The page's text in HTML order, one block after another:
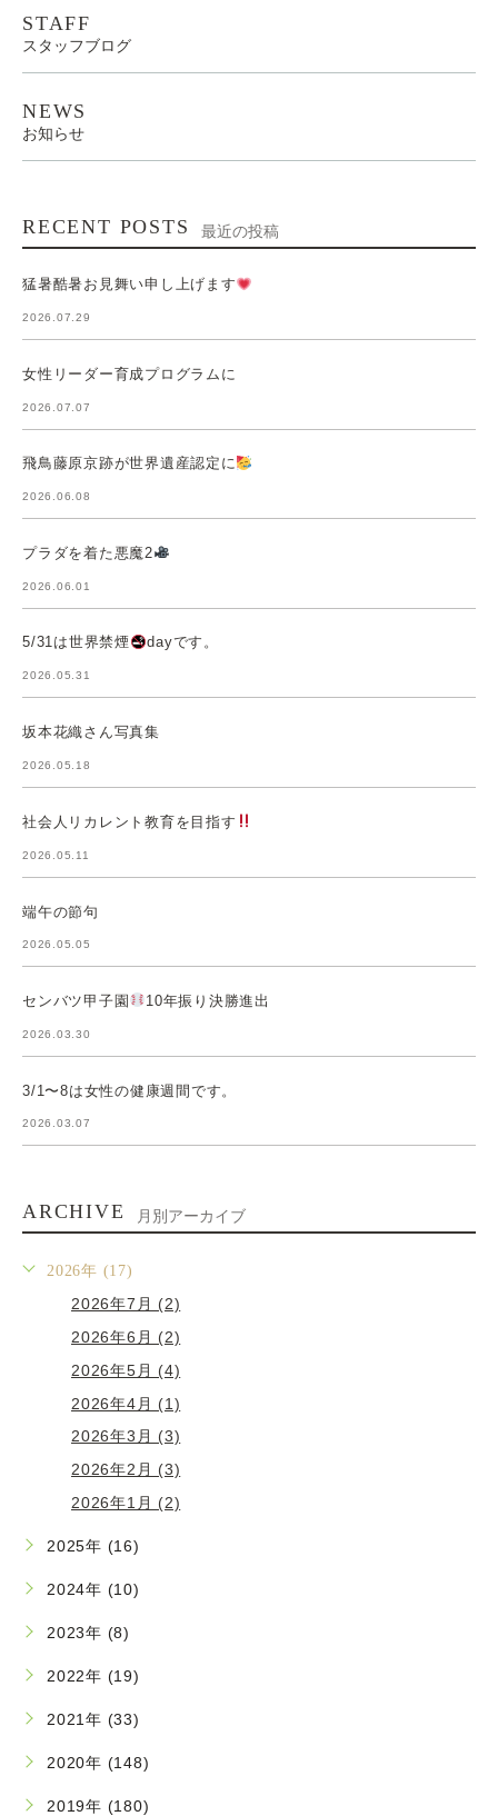
STAFF
スタッフブログ
NEWS
お知らせ
RECENT POSTS 最近の投稿
猛暑酷暑お見舞い申し上げます
2026.07.29
女性リーダー育成プログラムに
2026.07.07
飛鳥藤原京跡が世界遺産認定に
2026.06.08
プラダを着た悪魔2
2026.06.01
5/31は世界禁煙 dayです。
2026.05.31
坂本花織さん写真集
2026.05.18
社会人リカレント教育を目指す
2026.05.11
端午の節句
2026.05.05
センバツ甲子園 10年振り決勝進出
2026.03.30
3/1〜8は女性の健康週間です。
2026.03.07
ARCHIVE 月別アーカイブ
2026年 (17)
2026年7月 (2)
2026年6月 (2)
2026年5月 (4)
2026年4月 (1)
2026年3月 (3)
2026年2月 (3)
2026年1月 (2)
2025年 (16)
2024年 (10)
2023年 (8)
2022年 (19)
2021年 (33)
2020年 (148)
2019年 (180)